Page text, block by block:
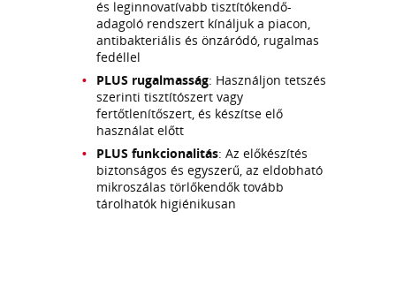
és leginnovatívabb tisztítókendő-
adagoló rendszert kínáljuk a piacon,
antibakteriális és önzáródó, rugalmas
fedéllel
PLUS rugalmasság: Használjon tetszés
szerinti tisztítószert vagy
fertőtlenítőszert, és készítse elő
használat előtt
PLUS funkcionalitás: Az előkészítés
biztonságos és egyszerű, az eldobható
mikroszálas törlőkendők tovább
tárolhatók higiénikusan